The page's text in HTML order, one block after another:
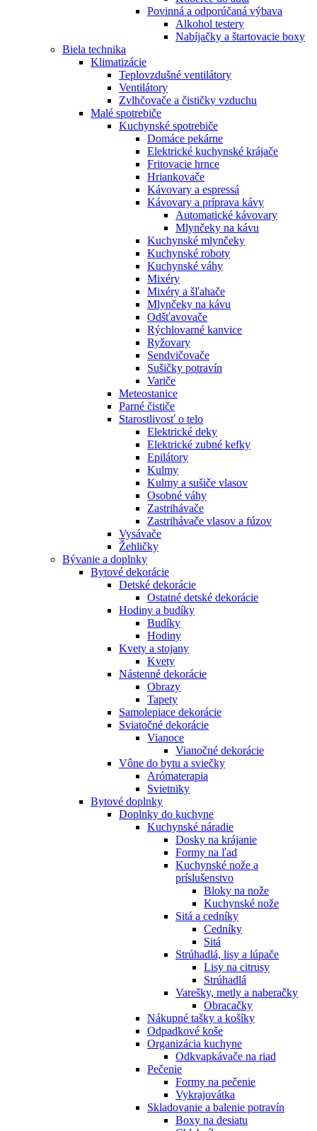
Povinná a odporúčaná výbava
Alkohol testery
Nabíjačky a štartovacie boxy
Biela technika
Klimatizácie
Teplovzdušné ventilátory
Ventilátory
Zvlhčovače a čističky vzduchu
Malé spotrebiče
Kuchynské spotrebiče
Domáce pekárne
Elektrické kuchynské krájače
Fritovacie hrnce
Hriankovače
Kávovary a espressá
Kávovary a príprava kávy
Automatické kávovary
Mlynčeky na kávu
Kuchynské mlynčeky
Kuchynské roboty
Kuchynské váhy
Mixéry
Mixéry a šľahače
Mlynčeky na kávu
Odšťavovače
Rýchlovarné kanvice
Ryžovary
Sendvičovače
Sušičky potravín
Variče
Meteostanice
Parné čističe
Starostlivosť o telo
Elektrické deky
Elektrické zubné kefky
Epilátory
Kulmy
Kulmy a sušiče vlasov
Osobné váhy
Zastrihávače
Zastrihávače vlasov a fúzov
Vysávače
Žehličky
Bývanie a doplnky
Bytové dekorácie
Detské dekorácie
Ostatné detské dekorácie
Hodiny a budíky
Budíky
Hodiny
Kvety a stojany
Kvety
Nástenné dekorácie
Obrazy
Tapety
Samolepiace dekorácie
Sviatočné dekorácie
Vianoce
Vianočné dekorácie
Vône do bytu a sviečky
Arómaterapia
Svietniky
Bytové doplnky
Doplnky do kuchyne
Kuchynské náradie
Dosky na krájanie
Formy na ľad
Kuchynské nože a
príslušenstvo
Bloky na nože
Kuchynské nože
Sitá a cedníky
Cedníky
Sitá
Strúhadlá, lisy a lúpače
Lisy na citrusy
Strúhadlá
Varešky, metly a naberačky
Obracačky
Nákupné tašky a košíky
Odpadkové koše
Organizácia kuchyne
Odkvapkávače na riad
Pečenie
Formy na pečenie
Vykrajovátka
Skladovanie a balenie potravín
Boxy na desiatu